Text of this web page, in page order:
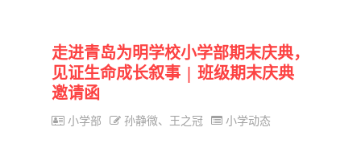
走进青岛为明学校小学部期末庆典，
见证生命成长叙事 | 班级期末庆典
邀请函
小学部 孙静微、王之冠 小学动态